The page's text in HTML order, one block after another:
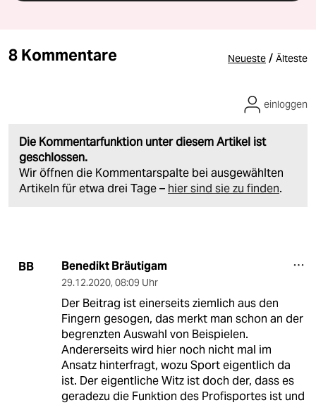
8 Kommentare Neueste / Älteste
Die Kommentarfunktion unter diesem Artikel ist
geschlossen.
Wir öffnen die Kommentarspalte bei ausgewählten
Artikeln für etwa drei Tage – hier sind sie zu finden.
einloggen
BB Benedikt Bräutigam
29.12.2020, 08:09 Uhr
Der Beitrag ist einerseits ziemlich aus den
Fingern gesogen, das merkt man schon an der
begrenzten Auswahl von Beispielen.
Andererseits wird hier noch nicht mal im
Ansatz hinterfragt, wozu Sport eigentlich da
ist. Der eigentliche Witz ist doch der, dass es
geradezu die Funktion des Profisportes ist und